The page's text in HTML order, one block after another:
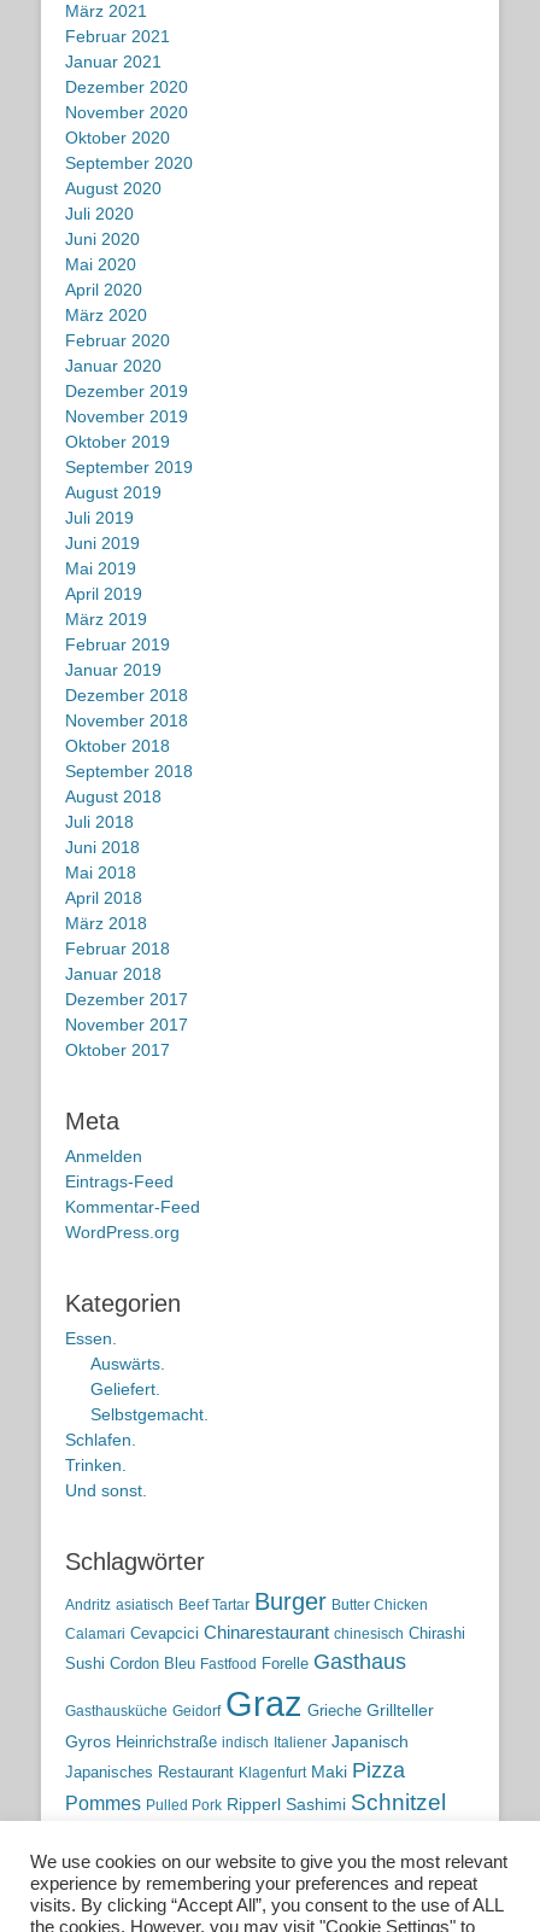
März 2021
Februar 2021
Januar 2021
Dezember 2020
November 2020
Oktober 2020
September 2020
August 2020
Juli 2020
Juni 2020
Mai 2020
April 2020
März 2020
Februar 2020
Januar 2020
Dezember 2019
November 2019
Oktober 2019
September 2019
August 2019
Juli 2019
Juni 2019
Mai 2019
April 2019
März 2019
Februar 2019
Januar 2019
Dezember 2018
November 2018
Oktober 2018
September 2018
August 2018
Juli 2018
Juni 2018
Mai 2018
April 2018
März 2018
Februar 2018
Januar 2018
Dezember 2017
November 2017
Oktober 2017
Meta
Anmelden
Eintrags-Feed
Kommentar-Feed
WordPress.org
Kategorien
Essen.
Auswärts.
Geliefert.
Selbstgemacht.
Schlafen.
Trinken.
Und sonst.
Schlagwörter
Andritz asiatisch Beef Tartar Burger Butter Chicken
Calamari Cevapcici Chinarestaurant chinesisch Chirashi
Sushi Cordon Bleu Fastfood Forelle Gasthaus
Gasthausküche Geidorf Graz Grieche Grillteller
Gyros Heinrichstraße indisch Italiener Japanisch
Japanisches Restaurant Klagenfurt Maki Pizza
Pommes Pulled Pork Ripperl Sashimi Schnitzel
traditionelle Küche Traditionsgasthaus Vulkanland
Wien Wild österreichische Küche
We use cookies on our website to give you the most relevant
experience by remembering your preferences and repeat
visits. By clicking “Accept All”, you consent to the use of ALL
the cookies. However, you may visit "Cookie Settings" to